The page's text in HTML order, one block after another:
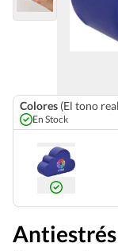
Colores (El tono
En Stock